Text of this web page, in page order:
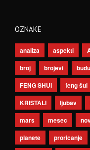
OZNAKE
analiza aspekti
broj
brojevi
FENG SHUI
feng šui
KRISTALI
ljubav
mars
mesec
planete
proricanje